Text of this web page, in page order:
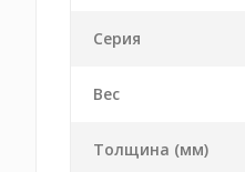
Серия
Вес
Толщина (мм)